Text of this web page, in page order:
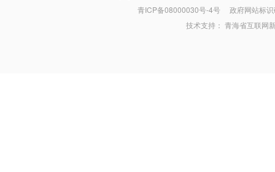
青ICP备08000030号-4号政府网站标
技术支持： 青海省互联网